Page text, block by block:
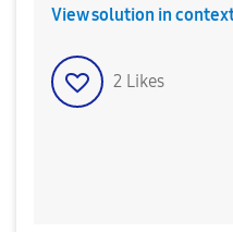
View solution in
2 Likes